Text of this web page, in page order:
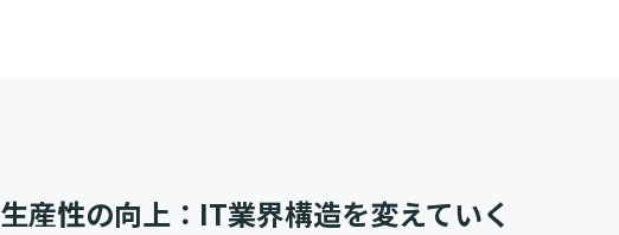
生産性の向上：IT業界構造を変えていく